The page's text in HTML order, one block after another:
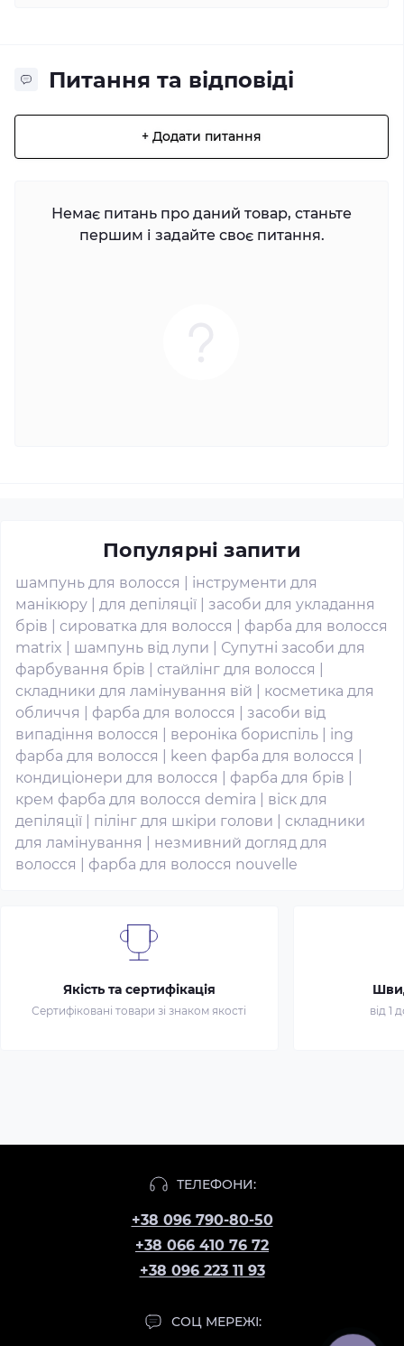
Питання та відповіді
+ Додати питання
Немає питань про даний товар, станьте
першим і задайте своє питання.
Популярні запити
шампунь для волосся
інструменти для
манікюру
для депіляції
засоби для укладання
брів
сироватка для волосся
фарба для волосся
matrix
шампунь від лупи
Супутні засоби для
фарбування брів
стайлінг для волосся
складники для ламінування вій
косметика для
обличчя
фарба для волосся
засоби від
випадіння волосся
вероніка бориспіль
ing
фарба для волосся
keen фарба для волосся
кондиціонери для волосся
фарба для брів
крем фарба для волосся demira
віск для
депіляції
пілінг для шкіри голови
складники
для ламінування
незмивний догляд для
волосся
фарба для волосся nouvelle
Якість та сертифікація
Сертифіковані товари зі знаком якості від 1
ТЕЛЕФОНИ:
+38 096 790-80-50
+38 066 410 76 72
+38 096 223 11 93
СОЦ МЕРЕЖІ: